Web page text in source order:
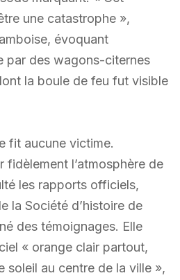
une catastrophe »,
évoquant
par des wagons-citernes
la boule de feu fut visible
fit aucune victime.
fidèlement l’atmosphère de
les rapports officiels,
la Société d’histoire de
des témoignages. Elle
« orange clair partout,
soleil au centre de la ville »,